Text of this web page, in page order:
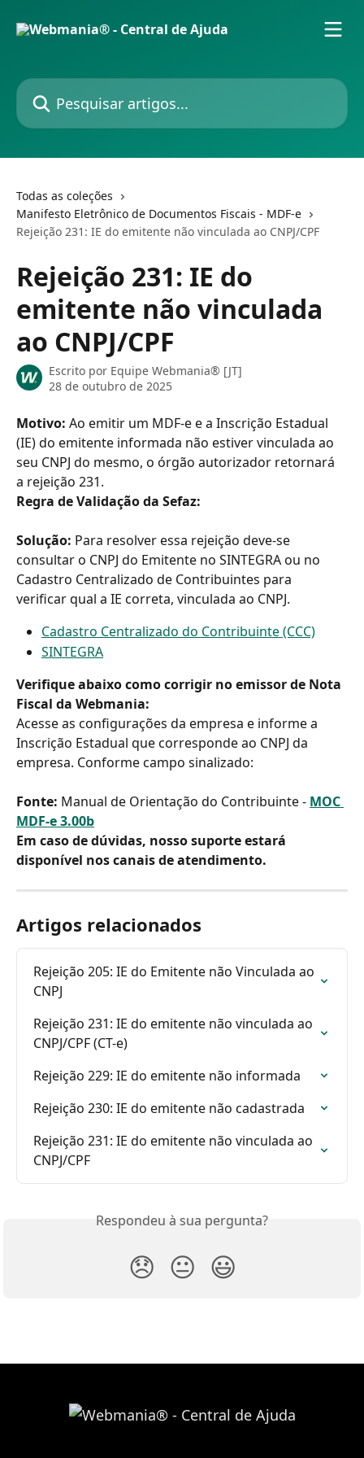
Pesquisar artigos...
Todas as coleções
Manifesto Eletrônico de Documentos Fiscais - MDF-e
Rejeição 231: IE do emitente não vinculada ao CNPJ/CPF
Rejeição 231: IE do
emitente não vinculada
ao CNPJ/CPF
Escrito por Equipe Webmania® [JT]
28 de outubro de 2025
Motivo: Ao emitir um MDF-e e a Inscrição Estadual
(IE) do emitente informada não estiver vinculada ao
seu CNPJ do mesmo, o órgão autorizador retornará
a rejeição 231.
Regra de Validação da Sefaz:
Solução: Para resolver essa rejeição deve-se
consultar o CNPJ do Emitente no SINTEGRA ou no
Cadastro Centralizado de Contribuintes para
verificar qual a IE correta, vinculada ao CNPJ.
Cadastro Centralizado do Contribuinte (CCC)
SINTEGRA
Verifique abaixo como corrigir no emissor de Nota
Fiscal da Webmania:
Acesse as configurações da empresa e informe a
Inscrição Estadual que corresponde ao CNPJ da
empresa. Conforme campo sinalizado:
Fonte: Manual de Orientação do Contribuinte - MOC
MDF-e 3.00b
Em caso de dúvidas, nosso suporte estará
disponível nos canais de atendimento.
Artigos relacionados
Rejeição 205: IE do Emitente não Vinculada ao
CNPJ
Rejeição 231: IE do emitente não vinculada ao
CNPJ/CPF (CT-e)
Rejeição 229: IE do emitente não informada
Rejeição 230: IE do emitente não cadastrada
Rejeição 231: IE do emitente não vinculada ao
CNPJ/CPF
Respondeu à sua pergunta?
😞 😐 😃